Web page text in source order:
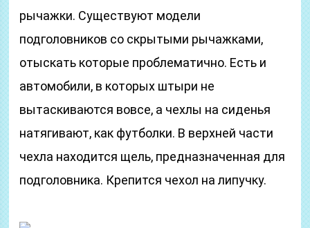
рычажки. Существуют модели
подголовников со скрытыми рычажками,
отыскать которые проблематично. Есть и
автомобили, в которых штыри не
вытаскиваются вовсе, а чехлы на сиденья
натягивают, как футболки. В верхней части
чехла находится щель, предназначенная для
подголовника. Крепится чехол на липучку.